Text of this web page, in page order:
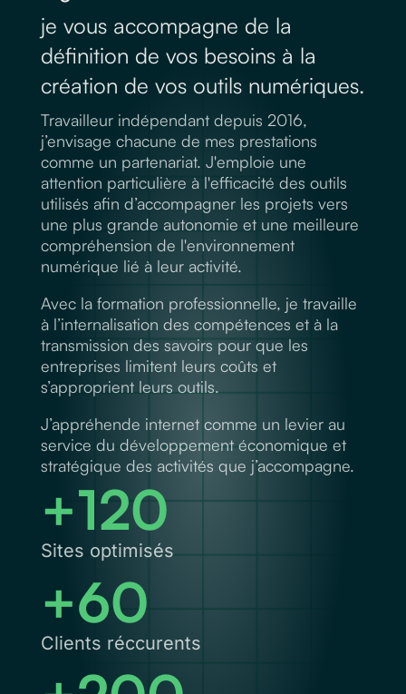
je vous accompagne de la
définition de vos besoins à la
création de vos outils numériques.
Travailleur indépendant depuis 2016,
j’envisage chacune de mes prestations
comme un partenariat. J'emploie une
attention particulière à l'efficacité des outils
utilisés afin d’accompagner les projets vers
une plus grande autonomie et une meilleure
compréhension de l'environnement
numérique lié à leur activité.
Avec la formation professionnelle, je travaille
à l’internalisation des compétences et à la
transmission des savoirs pour que les
entreprises limitent leurs coûts et
s’approprient leurs outils.
J’appréhende internet comme un levier au
service du développement économique et
stratégique des activités que j’accompagne.
+120
Sites optimisés
+60
Clients réccurents